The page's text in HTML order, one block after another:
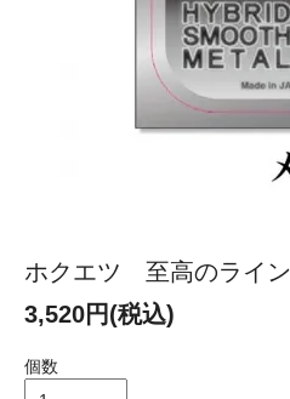
ホクエツ 至高のライ
3,520円(税込)
個数